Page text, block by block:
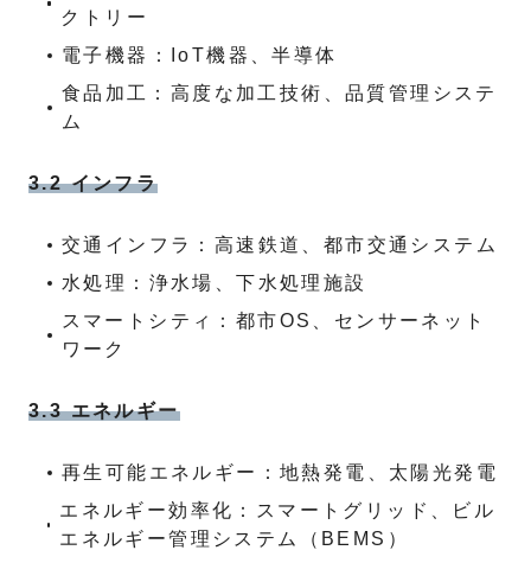
クトリー
電子機器：IoT機器、半導体
食品加工：高度な加工技術、品質管理システ
ム
3.2 インフラ
交通インフラ：高速鉄道、都市交通システム
水処理：浄水場、下水処理施設
スマートシティ：都市OS、センサーネット
ワーク
3.3 エネルギー
再生可能エネルギー：地熱発電、太陽光発電
エネルギー効率化：スマートグリッド、ビル
エネルギー管理システム（BEMS）